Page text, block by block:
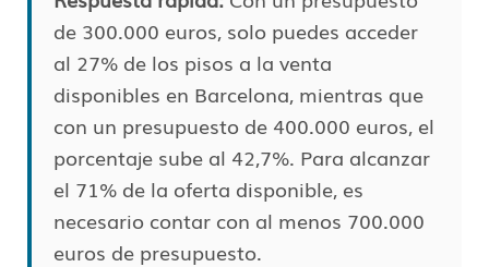
de 300.000 euros, solo puedes acceder
al 27% de los pisos a la venta
disponibles en Barcelona, mientras que
con un presupuesto de 400.000 euros, el
porcentaje sube al 42,7%. Para alcanzar
el 71% de la oferta disponible, es
necesario contar con al menos 700.000
euros de presupuesto.